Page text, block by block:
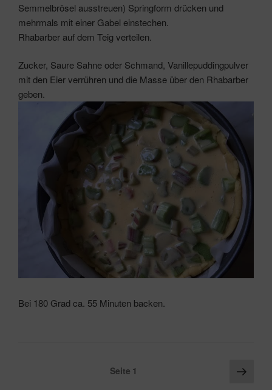
Semmelbrösel ausstreuen) Springform drücken und
mehrmals mit einer Gabel einstechen.
Rhabarber auf dem Teig verteilen.
Zucker, Saure Sahne oder Schmand, Vanillepuddingpulver
mit den Eier verrühren und die Masse über den Rhabarber
geben.
Bei 180 Grad ca. 55 Minuten backen.
Seitennummerierung
Seite 1